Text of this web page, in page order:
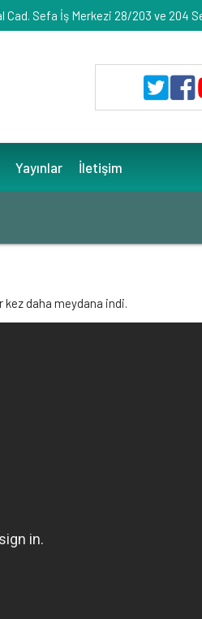
Cad. Sefa İş Merkezi 28/203 ve 204
Yayınlar İletişim
kez daha meydana indi.